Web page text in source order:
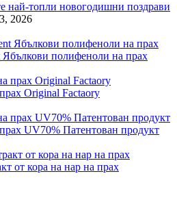
най-топли новогодишни поздрави
2026
полифеноли на прах
Original Factaory
UV70% Патентован продукт
от кора на нар на прах